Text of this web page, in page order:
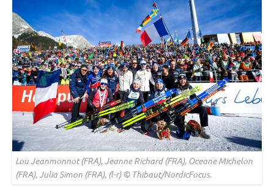
Lou Jeanmonnot (FRA), Jeanne Richard (FRA), Oceane Michelon
(FRA), Julia Simon (FRA), (l-r) © Thibaut/NordicFocus.